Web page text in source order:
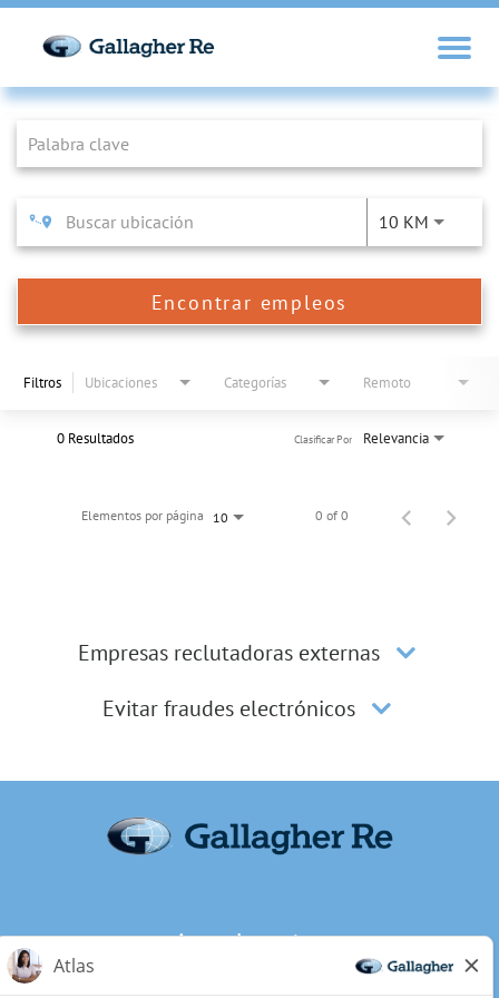
Job Search Page
10 KM
Encontrar empleos
Filtros Ubicaciones Categorías Remoto
0 Resultados Relevancia
Clasificar Por
Elementos por página 10 0 of 0
Empresas reclutadoras externas
Evitar fraudes electrónicos
Acerca de nosotros
Privacidad de los candidatos